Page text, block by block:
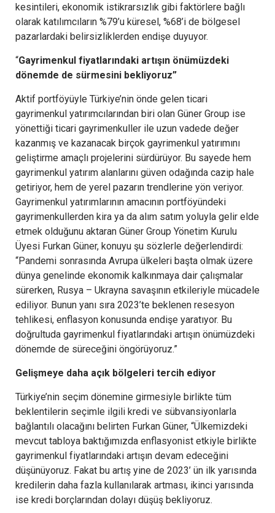
kesintileri, ekonomik istikrarsızlık gibi faktörlere bağlı
olarak katılımcıların %79’u küresel, %68’i de bölgesel
pazarlardaki belirsizliklerden endişe duyuyor.
“Gayrimenkul fiyatlarındaki artışın önümüzdeki
dönemde de sürmesini bekliyoruz”
Aktif portföyüyle Türkiye’nin önde gelen ticari
gayrimenkul yatırımcılarından biri olan Güner Group ise
yönettiği ticari gayrimenkuller ile uzun vadede değer
kazanmış ve kazanacak birçok gayrimenkul yatırımını
geliştirme amaçlı projelerini sürdürüyor. Bu sayede hem
gayrimenkul yatırım alanlarını güven odağında cazip hale
getiriyor, hem de yerel pazarın trendlerine yön veriyor.
Gayrimenkul yatırımlarının amacının portföyündeki
gayrimenkullerden kira ya da alım satım yoluyla gelir elde
etmek olduğunu aktaran Güner Group Yönetim Kurulu
Üyesi Furkan Güner, konuyu şu sözlerle değerlendirdi:
“Pandemi sonrasında Avrupa ülkeleri başta olmak üzere
dünya genelinde ekonomik kalkınmaya dair çalışmalar
sürerken, Rusya – Ukrayna savaşının etkileriyle mücadele
ediliyor. Bunun yanı sıra 2023’te beklenen resesyon
tehlikesi, enflasyon konusunda endişe yaratıyor. Bu
doğrultuda gayrimenkul fiyatlarındaki artışın önümüzdeki
dönemde de süreceğini öngörüyoruz.”
Gelişmeye daha açık bölgeleri tercih ediyor
Türkiye’nin seçim dönemine girmesiyle birlikte tüm
beklentilerin seçimle ilgili kredi ve sübvansiyonlarla
bağlantılı olacağını belirten Furkan Güner, “Ülkemizdeki
mevcut tabloya baktığımızda enflasyonist etkiyle birlikte
gayrimenkul fiyatlarındaki artışın devam edeceğini
düşünüyoruz. Fakat bu artış yine de 2023’ ün ilk yarısında
kredilerin daha fazla kullanılarak artması, ikinci yarısında
ise kredi borçlarından dolayı düşüş bekliyoruz.